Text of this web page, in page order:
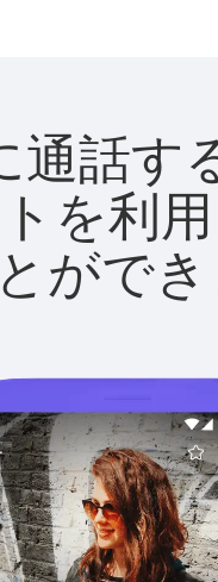
話す
を利
ができ